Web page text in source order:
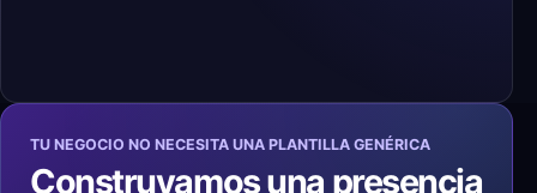
TU NEGOCIO NO NECESITA UNA PLANTILLA GENÉRICA
Construyamos una presencia